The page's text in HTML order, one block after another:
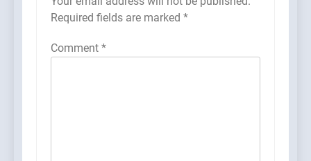
Required fields are marked *
Comment *